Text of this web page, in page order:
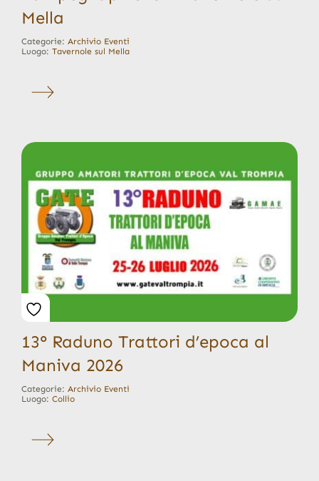
Mella
Categorie: Archivio Eventi
Luogo: Tavernole sul Mella
13° Raduno Trattori d’epoca al
Maniva 2026
Categorie: Archivio Eventi
Luogo: Collio